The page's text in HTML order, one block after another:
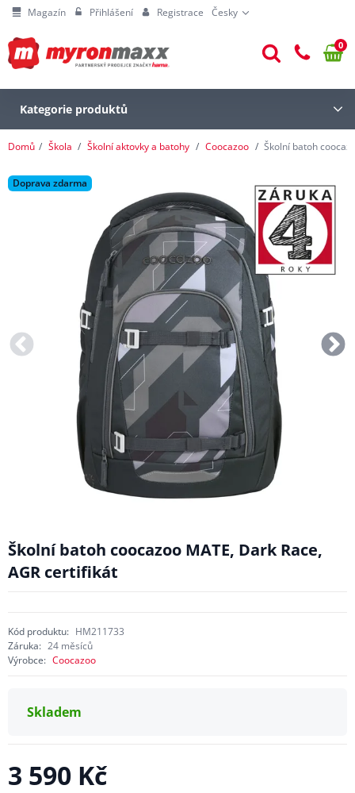
Magazín Přihlášení Registrace Česky
0
Kategorie produktů
Domů Škola Školní aktovky a batohy Coocazoo Školní batoh
Doprava zdarma
Školní batoh coocazoo MATE, Dark Race,
AGR certifikát
Kód produktu: HM211733
Záruka: 24 měsíců
Výrobce: Coocazoo
Skladem
3 590 Kč